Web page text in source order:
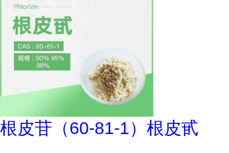
根皮苷（60-81-1）根皮甙